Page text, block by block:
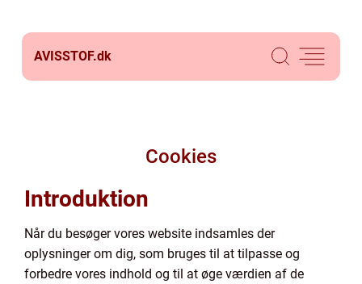
AVISSTOF.dk
Cookies
Introduktion
Når du besøger vores website indsamles der
oplysninger om dig, som bruges til at tilpasse og
forbedre vores indhold og til at øge værdien af de